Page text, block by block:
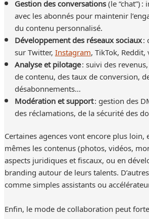
Gestion des conversations(le “chat”)
avec les abonnés pour maintenir
du contenu personnalisé.
Développement des réseaux sociaux:
sur Twitter,Instagram, TikTok,
Analyse et pilotage: suivi des
de contenu, des taux de conversion,
désabonnements…
Modération et support: gestion des
des réclamations, de la sécurité des
Certaines agences vont encore plus
mêmes les contenus (photos, vidéos,
aspects juridiques et fiscaux, ou en
branding autour de leurs talents.
comme simples assistants ou
Enfin, le mode de collaboration peut